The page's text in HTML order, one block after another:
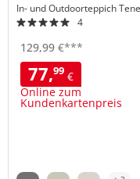
In- und Outdoorteppich
4
129,99 €***
77,99 €
Online zum
Kundenkartenpreis